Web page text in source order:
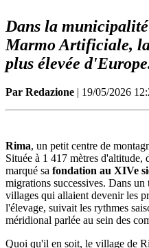
Dans la
Marmo Artificiale,
plus élevée
Par Redazione | 19/05/2026
Rima, un petit centre de
Située à 1 417 mètres d'altitude,
marqué sa fondation au XIVe
migrations successives. Dans
villages qui allaient devenir les
l'élevage, suivait les rythmes
méridional parlée au sein des
Quoi qu'il en soit, le village de